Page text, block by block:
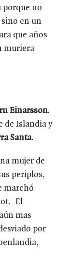
porque no
en un
que años
muriera
Einarsson.
de Islandia y
Santa.
mujer de
periplos,
marchó
El
mas
por